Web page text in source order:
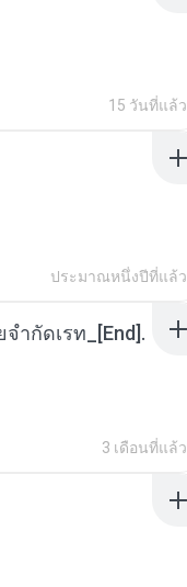
15 วันที่แล้ว
ประมาณหนึ่งปีที่แล้ว
ำกัดเรท_[End].
3 เดือนที่แล้ว